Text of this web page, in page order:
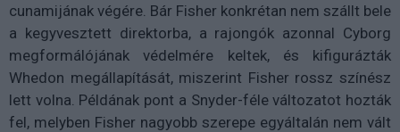
cunamijának végére. Bár Fisher konkrétan nem szállt bele
a kegyvesztett direktorba, a rajongók azonnal Cyborg
megformálójának védelmére keltek, és kifigurázták
Whedon megállapítását, miszerint Fisher rossz színész
lett volna. Példának pont a Snyder-féle változatot hozták
fel, melyben Fisher nagyobb szerepe egyáltalán nem vált